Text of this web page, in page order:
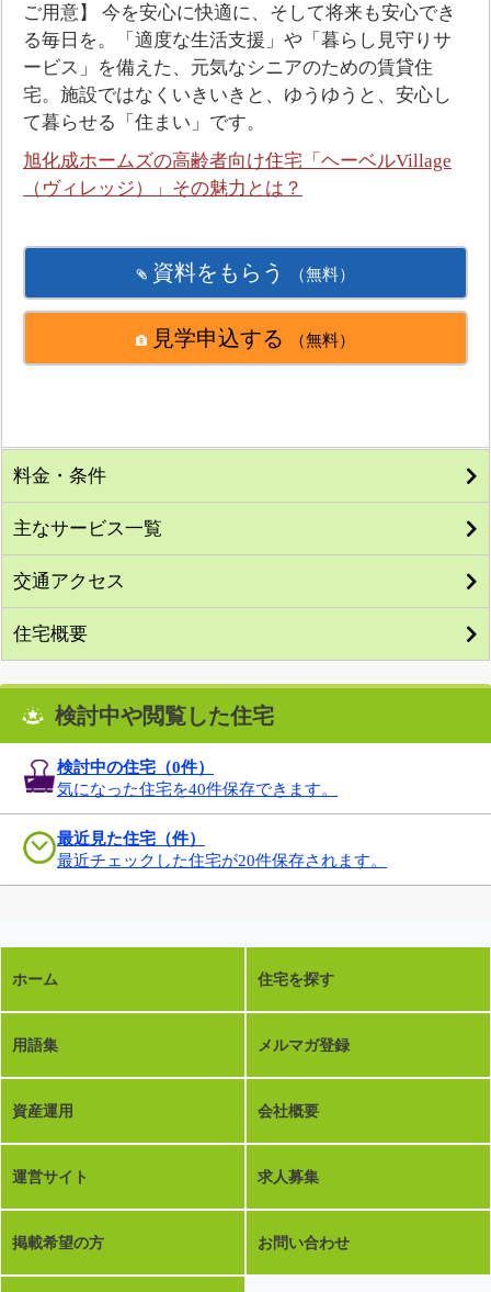
ご用意】 今を安心に快適に、そして将来も安心でき
る毎日を。「適度な生活支援」や「暮らし見守りサ
ービス」を備えた、元気なシニアのための賃貸住
宅。施設ではなくいきいきと、ゆうゆうと、安心し
て暮らせる「住まい」です。
旭化成ホームズの高齢者向け住宅「ヘーベルVillage
（ヴィレッジ）」その魅力とは？
資料をもらう （無料）
見学申込する （無料）
料金・条件
主なサービス一覧
交通アクセス
住宅概要
検討中や閲覧した住宅
検討中の住宅（0件）
気になった住宅を40件保存できます。
最近見た住宅（件）
最近チェックした住宅が20件保存されます。
ホーム 住宅を探す
用語集 メルマガ登録
資産運用 会社概要
運営サイト 求人募集
掲載希望の方 お問い合わせ